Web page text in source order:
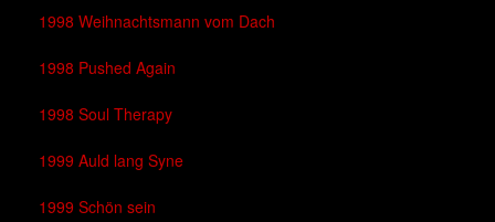
1998 Weihnachtsmann vom Dach
1998 Pushed Again
1998 Soul Therapy
1999 Auld lang Syne
1999 Schön sein